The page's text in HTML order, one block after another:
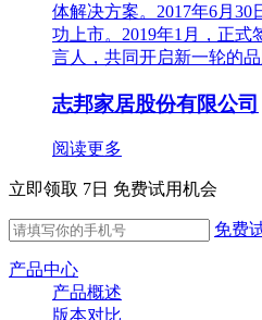
体解决方案。2017年6月
功上市。2019年1月，正
言人，共同开启新一轮的品
志邦家居股份有限公司
阅读更多
立即领取 7日 免费试用机会
免费
产品中心
产品概述
版本对比